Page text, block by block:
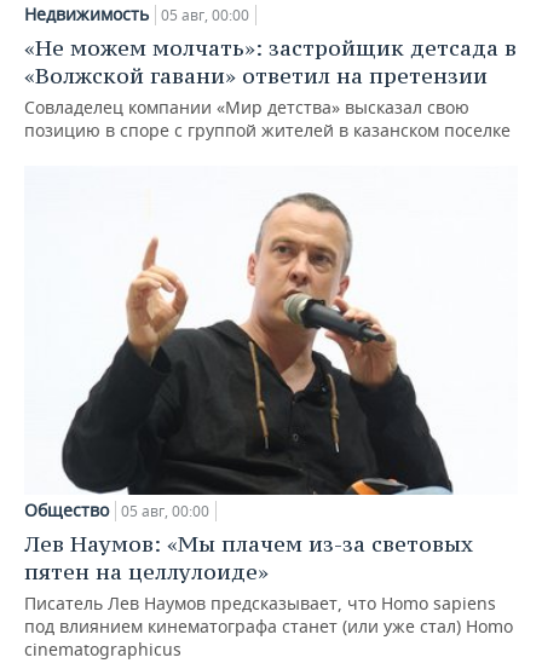
Недвижимость 05 авг, 00:00
«Не можем молчать»: застройщик детсада в
«Волжской гавани» ответил на претензии
Совладелец компании «Мир детства» высказал свою
позицию в споре с группой жителей в казанском поселке
Общество 05 авг, 00:00
Лев Наумов: «Мы плачем из-за световых
пятен на целлулоиде»
Писатель Лев Наумов предсказывает, что Homo sapiens
под влиянием кинематографа станет (или уже стал) Homo
cinematographicus